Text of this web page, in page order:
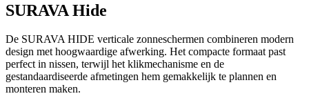
SURAVA Hide
De SURAVA HIDE verticale zonneschermen combineren modern
design met hoogwaardige afwerking. Het compacte formaat past
perfect in nissen, terwijl het klikmechanisme en de
gestandaardiseerde afmetingen hem gemakkelijk te plannen en
monteren maken.